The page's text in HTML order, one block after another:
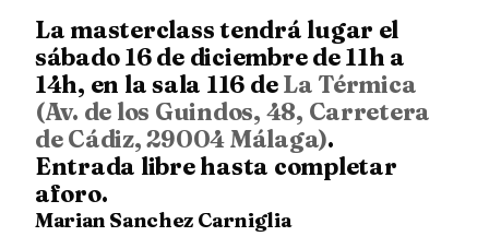
La masterclass tendrá lugar el
sábado 16 de diciembre de 11h a
14h, en la sala 116 deLa Térmica
(Av. de los Guindos, 48, Carretera
de Cádiz, 29004 Málaga).
Entrada libre hasta completar
aforo.
Marian Sanchez Carniglia